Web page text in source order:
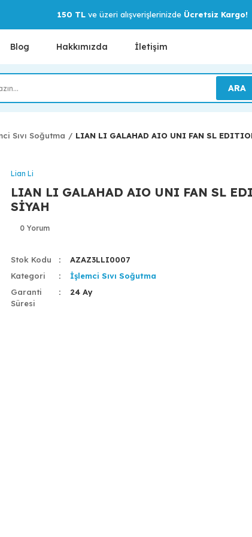
150 TLve üzeri alışverişlerinizde Ücretsiz Kargo!
Blog Hakkımızda İletişim
ARA
Sıvı Soğutma LIAN LI GALAHAD AIO UNI FAN SL
Lian Li
LIAN LI GALAHAD AIO UNI FAN SL
SİYAH
0 Yorum
Stok Kodu
AZAZ3LLI0007
Kategori
İşlemci Sıvı Soğutma
Garanti
Süresi
24 Ay